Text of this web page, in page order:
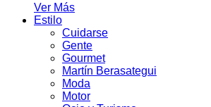
Ver Más
Estilo
Cuidarse
Gente
Gourmet
Martín Berasategui
Moda
Motor